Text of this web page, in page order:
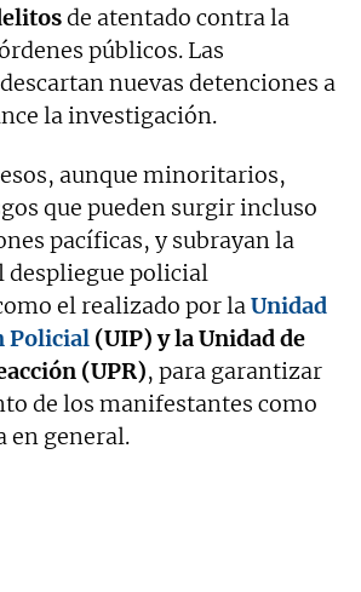
de atentado contra la
públicos. Las
nuevas detenciones a
la investigación.
aunque minoritarios,
que pueden surgir incluso
pacíficas, y subrayan la
despliegue policial
el realizado por laUnidad
Policial (UIP) y la Unidad de
(UPR), para garantizar
de los manifestantes como
en general.